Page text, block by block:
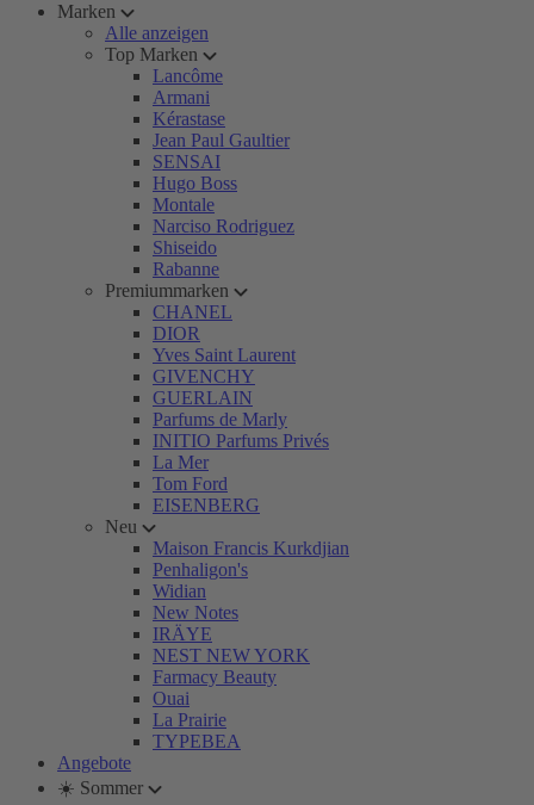
Marken
Alle anzeigen
Top Marken
Lancôme
Armani
Kérastase
Jean Paul Gaultier
SENSAI
Hugo Boss
Montale
Narciso Rodriguez
Shiseido
Rabanne
Premiummarken
CHANEL
DIOR
Yves Saint Laurent
GIVENCHY
GUERLAIN
Parfums de Marly
INITIO Parfums Privés
La Mer
Tom Ford
EISENBERG
Neu
Maison Francis Kurkdjian
Penhaligon's
Widian
New Notes
IRÄYE
NEST NEW YORK
Farmacy Beauty
Ouai
La Prairie
TYPEBEA
Angebote
☀️ Sommer